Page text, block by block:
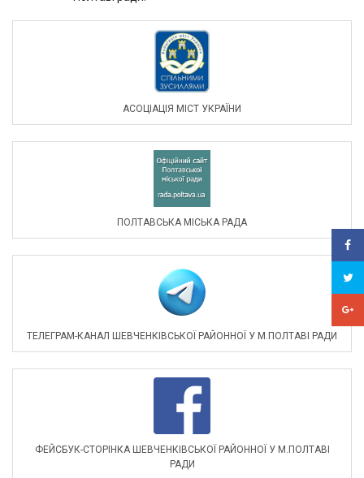
АСОЦIАЦIЯ МIСТ УКРАЇНИ
ПОЛТАВСЬКА МІСЬКА РАДА
ТЕЛЕГРАМ-КАНАЛ ШЕВЧЕНКІВСЬКОЇ РАЙОННОЇ У М.ПОЛТАВІ РАДИ
ФЕЙСБУК-СТОРІНКА ШЕВЧЕНКІВСЬКОЇ РАЙОННОЇ У М.ПОЛТАВІ
РАДИ